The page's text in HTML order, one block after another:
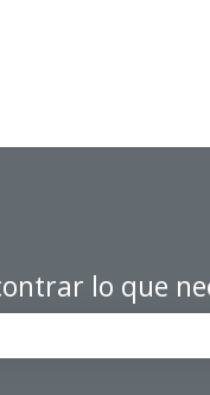
lo que